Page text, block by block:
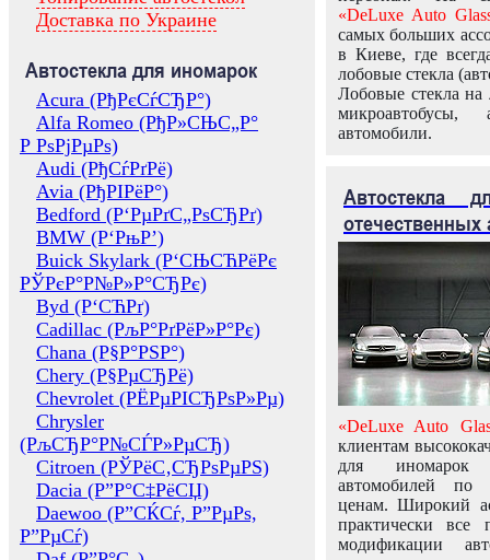
Доставка по Украине
Автостекла для иномарок
Acura (РђРєСѓСЂР°)
Alfa Romeo (РђР»СЊС„Р°
Р РѕРјРµРѕ)
Audi (РђСѓРґРё)
Avia (РђРІРёР°)
Bedford (Р‘РµРґС„РѕСЂРґ)
BMW (Р‘РњР’)
Buick Skylark (Р‘СЊСЋРёРє
РЎРєР°Р№Р»Р°СЂРє)
Byd (Р‘СЋРґ)
Cadillac (РљР°РґРёР»Р°Рє)
Chana (Р§Р°РЅР°)
Chery (Р§РµСЂРё)
Chevrolet (РЁРµРІСЂРѕР»Рµ)
Chrysler
(РљСЂР°Р№СЃР»РµСЂ)
Citroen (РЎРёС‚СЂРѕРµРЅ)
Dacia (Р”Р°С‡РёСЏ)
Daewoo (Р”СЌСѓ, Р”РµРѕ,
Р”РµСѓ)
«DeLuxe Auto
самых больших
в Киеве, где
лобовые стекла
Лобовые стекла на
микроавтобусы,
автомобили.
Автостекла
отечественных
«DeLuxe Auto
клиентам
для иномарок
автомобилей
ценам. Широкий
практически все
модификации